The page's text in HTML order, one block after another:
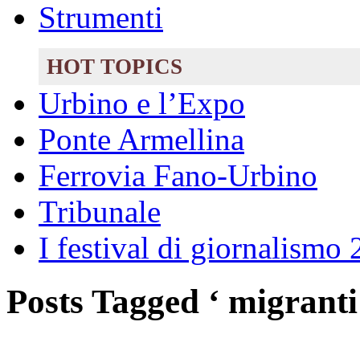
Strumenti
HOT TOPICS
Urbino e l’Expo
Ponte Armellina
Ferrovia Fano-Urbino
Tribunale
I festival di giornalismo
Posts Tagged ‘ migranti